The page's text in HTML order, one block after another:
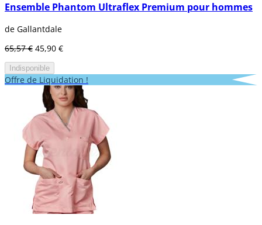
Ensemble Phantom Ultraflex Premium pour hommes
de Gallantdale
65,57 € 45,90 €
Indisponible
Offre de Liquidation !